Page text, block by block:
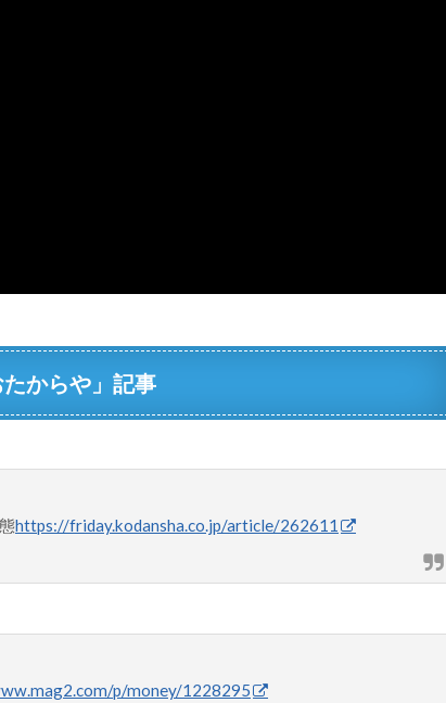
たからや」記事
https://friday.kodansha.co.jp/article/262611
p/money/1228295